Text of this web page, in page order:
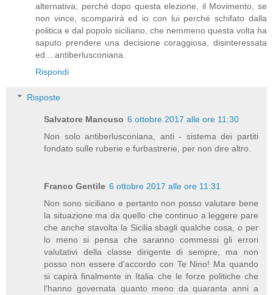
alternativa; perché dopo questa elezione, il Movimento, se
non vince, scomparirà ed io con lui perché schifato dalla
politica e dal popolo siciliano, che nemmeno questa volta ha
saputo prendere una decisione coraggiosa, disinteressata
ed....antiberlusconiana.
Rispondi
Risposte
Salvatore Mancuso 6 ottobre 2017 alle ore 11:30
Non solo antiberlusconiana, anti - sistema dei partiti
fondato sulle ruberie e furbastrerie, per non dire altro.
Franco Gentile 6 ottobre 2017 alle ore 11:31
Non sono siciliano e pertanto non posso valutare bene
la situazione ma da quello che continuo a leggere pare
che anche stavolta la Sicilia sbagli qualche cosa, o per
lo meno si pensa che saranno commessi gli errori
valutativi della classe dirigente di sempre, ma non
posso non essere d'accordo con Te Nino! Ma quando
si capirà finalmente in Italia che le forze politiche che
l'hanno governata quanto meno da quaranta anni a